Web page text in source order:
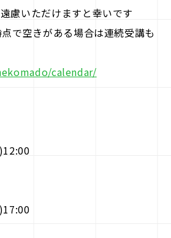
慮いただけますと幸いです
で空きがある場合は連続受講も
calendar/